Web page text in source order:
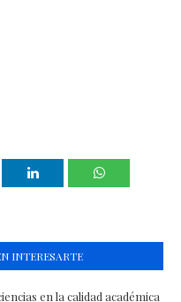
INTERESARTE
en la calidad académica